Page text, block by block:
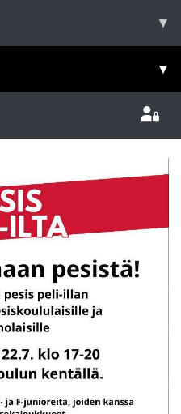
▾
▾